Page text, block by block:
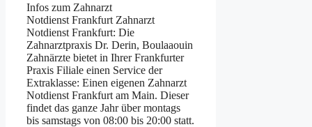
Infos zum Zahnarzt
Notdienst Frankfurt Zahnarzt
Notdienst Frankfurt: Die
Zahnarztpraxis Dr. Derin, Boulaaouin
Zahnärzte bietet in Ihrer Frankfurter
Praxis Filiale einen Service der
Extraklasse: Einen eigenen Zahnarzt
Notdienst Frankfurt am Main. Dieser
findet das ganze Jahr über montags
bis samstags von 08:00 bis 20:00 statt.